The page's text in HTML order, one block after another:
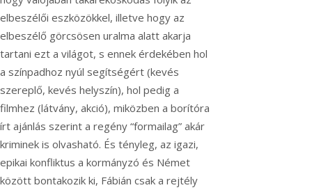
elbeszélői eszközökkel, illetve hogy az
elbeszélő görcsösen uralma alatt akarja
tartani ezt a világot, s ennek érdekében hol
a színpadhoz nyúl segítségért (kevés
szereplő, kevés helyszín), hol pedig a
filmhez (látvány, akció), miközben a borítóra
írt ajánlás szerint a regény “formailag” akár
kriminek is olvasható. És tényleg, az igazi,
epikai konfliktus a kormányzó és Német
között bontakozik ki, Fábián csak a rejtély